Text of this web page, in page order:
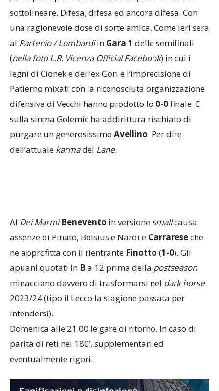
sottolineare. Difesa, difesa ed ancora difesa. Con
una ragionevole dose di sorte amica. Come ieri sera
al Partenio / Lombardiin Gara 1 delle semifinali
(nella foto L.R. Vicenza Official Facebook) in cui i
legni di Cionek e dell’ex Gori e l’imprecisione di
Patierno mixati con la riconosciuta organizzazione
difensiva di Vecchi hanno prodotto lo 0-0finale. E
sulla sirena Golemic ha addirittura rischiato di
purgare un generosissimo Avellino. Per dire
dell’attuale karmadel Lane.
Al Dei Marmi Benevento in versione smallcausa
assenze di Pinato, Bolsius e Nardi e Carrareseche
ne approfitta con il rientrante Finotto (1-0). Gli
apuani quotati in B a 12 prima della postseason
minacciano davvero di trasformarsi nel dark horse
2023/24 (tipo il Lecco la stagione passata per
intendersi).
Domenica alle 21.00 le gare di ritorno. In caso di
parità di reti nei 180’, supplementari ed
eventualmente rigori.